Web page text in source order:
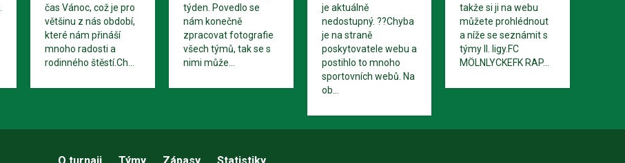
čas Vánoc, což je pro
většinu z nás období,
které nám přináší
mnoho radosti a
rodinného štěstí.Ch...
týden. Povedlo se
nám konečně
zpracovat fotografie
všech týmů, tak se s
nimi může...
je aktuálně
nedostupný. ??Chyba
je na straně
poskytovatele webu a
postihlo to mnoho
sportovních webů. Na
ob...
takže si ji na webu
můžete prohlédnout
a níže se seznámit s
týmy II. ligy.FC
MÖLNLYCKEFK RAP...